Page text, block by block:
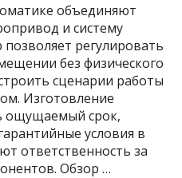
объединяют
и систему
регулировать
без физического
сценарии работы
Изготовление
ощущаемый срок,
условия в
ответственность за
Обзор …